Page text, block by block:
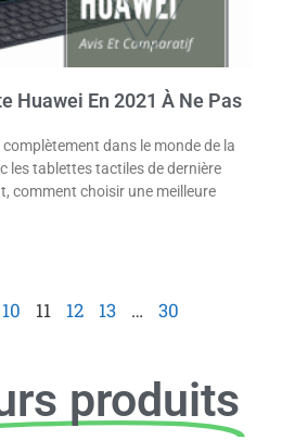
Huawei En 2021 À Ne Pas
dans le monde de la
les tablettes tactiles de dernière
comment choisir une meilleure
10 11 12 13 … 30
produits